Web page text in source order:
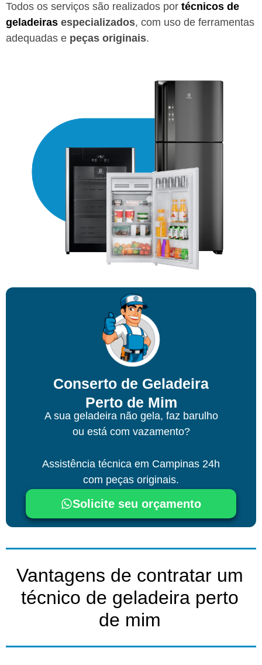
Todos os serviços são realizados por técnicos de
geladeiras especializados, com uso de ferramentas
adequadas e peças originais.
Conserto de Geladeira
Perto de Mim
A sua geladeira não gela, faz barulho
ou está com vazamento?
Assistência técnica em Campinas 24h
com peças originais.
Solicite seu orçamento
Vantagens de contratar um
técnico de geladeira perto
de mim